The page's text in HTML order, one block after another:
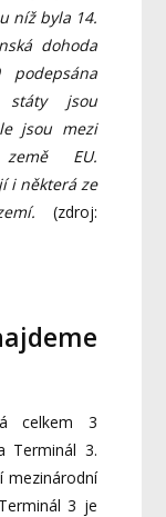
níž byla 14.
dohoda
státy jsou
jsou mezi
EU.
i některá ze
(zdroj:
celkem 3
Terminál 3.
mezinárodní
3 je